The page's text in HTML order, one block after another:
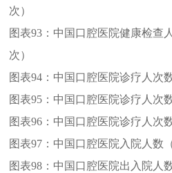
次）
图表93： 中国口腔医院健康检查
次）
图表94： 中国口腔医院诊疗人次
图表95： 中国口腔医院诊疗人次
图表96： 中国口腔医院诊疗人次
图表97： 中国口腔医院入院人数
图表98： 中国口腔医院出入院人